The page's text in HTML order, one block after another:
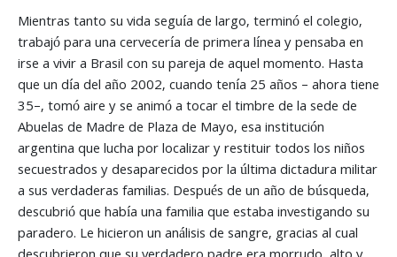
Mientras tanto su vida seguía de largo, terminó el colegio,
trabajó para una cervecería de primera línea y pensaba en
irse a vivir a Brasil con su pareja de aquel momento. Hasta
que un día del año 2002, cuando tenía 25 años – ahora tiene
35–, tomó aire y se animó a tocar el timbre de la sede de
Abuelas de Madre de Plaza de Mayo, esa institución
argentina que lucha por localizar y restituir todos los niños
secuestrados y desaparecidos por la última dictadura militar
a sus verdaderas familias. Después de un año de búsqueda,
descubrió que había una familia que estaba investigando su
paradero. Le hicieron un análisis de sangre, gracias al cual